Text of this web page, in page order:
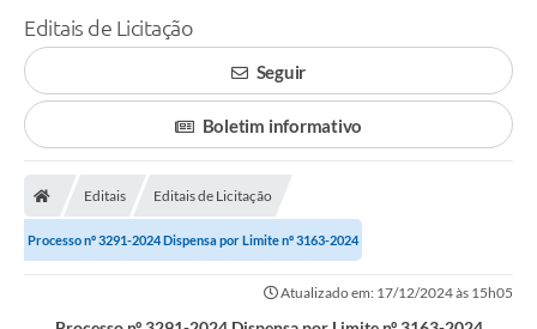
A Prefeitura
Município
Transparência
1DOC
Editais de Licitação
Seguir
Boletim informativo
Editais Editais de Licitação
Processo nº 3291-2024 Dispensa por Limite nº 3163-2024
Atualizado em: 17/12/2024 às 15h05